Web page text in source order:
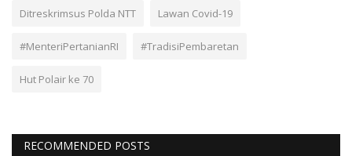
Ditreskrimsus Polda NTT Lawan Covid-19
#MenteriPertanianRI #TradisiPembaretan
Hut Polair ke 70
RECOMMENDED POSTS